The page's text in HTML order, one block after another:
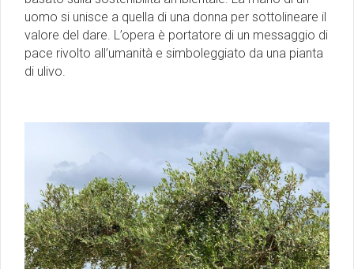
uomo si unisce a quella di una donna per sottolineare il
valore del dare. L’opera è portatore di un messaggio di
pace rivolto all’umanità e simboleggiato da una pianta
di ulivo.